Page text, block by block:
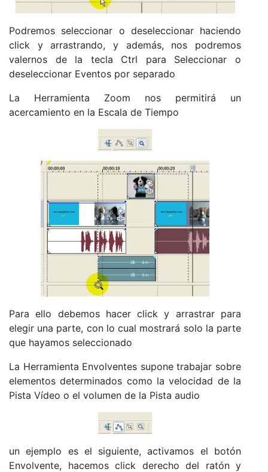
Podremos seleccionar o deseleccionar haciendo
click y arrastrando, y además, nos podremos
valernos de la tecla Ctrl para Seleccionar o
deseleccionar Eventos por separado
La Herramienta Zoom nos permitirá un
acercamiento en la Escala de Tiempo
Para ello debemos hacer click y arrastrar para
elegir una parte, con lo cual mostrará solo la parte
que hayamos seleccionado
La Herramienta Envolventes supone trabajar sobre
elementos determinados como la velocidad de la
Pista Vídeo o el volumen de la Pista audio
un ejemplo es el siguiente, activamos el botón
Envolvente, hacemos click derecho del ratón y